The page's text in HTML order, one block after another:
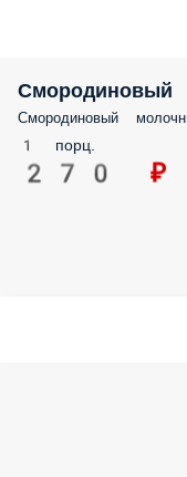
Смородиновый
Смородиновый
1 порц.
270 ₽